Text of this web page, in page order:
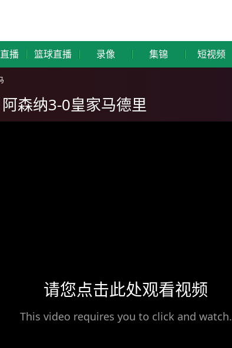
播 篮球直播 录像 集锦 短视频
森纳3-0皇家马德里
请您点击此处观看视频
This video requires you to click and watch.